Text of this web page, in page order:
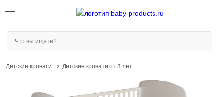
Детские кровати Детские кровати от 3 лет